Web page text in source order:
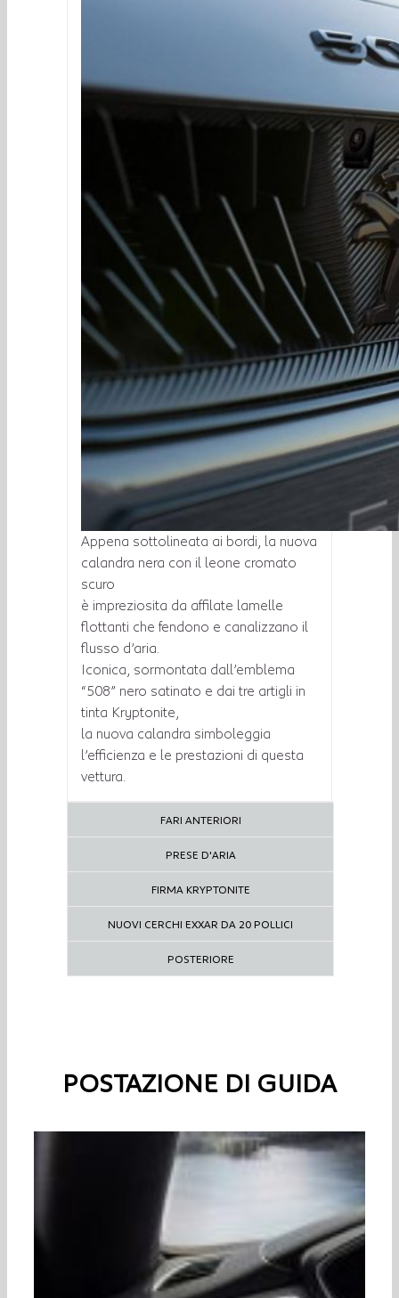
Appena sottolineata ai bordi, la nuova
calandra nera con il leone cromato
scuro
è impreziosita da affilate lamelle
flottanti che fendono e canalizzano il
flusso d’aria.
Iconica, sormontata dall’emblema
“508” nero satinato e dai tre artigli in
tinta Kryptonite,
la nuova calandra simboleggia
l’efficienza e le prestazioni di questa
vettura.
FARI ANTERIORI
PRESE D'ARIA
FIRMA KRYPTONITE
NUOVI CERCHI EXXAR DA 20 POLLICI
POSTERIORE
POSTAZIONE DI GUIDA